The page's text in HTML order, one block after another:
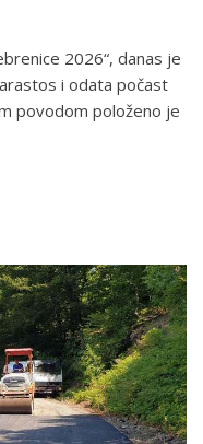
2026“, danas je
i odata počast
povodom položeno je